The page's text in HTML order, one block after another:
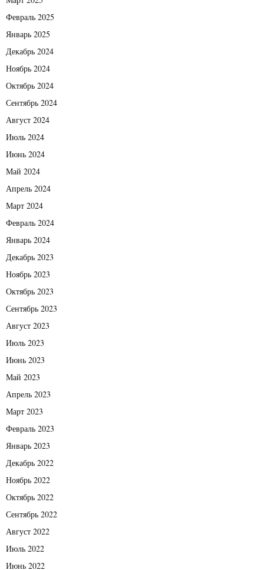
Февраль 2025
Январь 2025
Декабрь 2024
Ноябрь 2024
Октябрь 2024
Сентябрь 2024
Август 2024
Июль 2024
Июнь 2024
Май 2024
Апрель 2024
Март 2024
Февраль 2024
Январь 2024
Декабрь 2023
Ноябрь 2023
Октябрь 2023
Сентябрь 2023
Август 2023
Июль 2023
Июнь 2023
Май 2023
Апрель 2023
Март 2023
Февраль 2023
Январь 2023
Декабрь 2022
Ноябрь 2022
Октябрь 2022
Сентябрь 2022
Август 2022
Июль 2022
Июнь 2022